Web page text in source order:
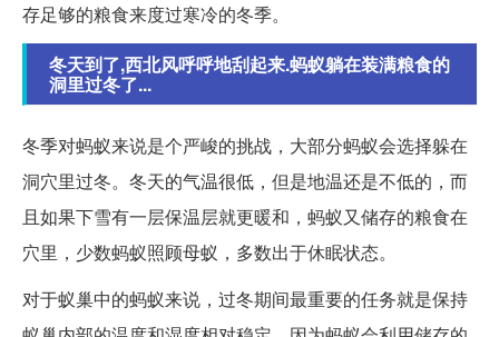
存足够的粮食来度过寒冷的冬季。
冬天到了,西北风呼呼地刮起来.蚂蚁躺在装满粮食的
洞里过冬了...
冬季对蚂蚁来说是个严峻的挑战，大部分蚂蚁会选择躲在
洞穴里过冬。冬天的气温很低，但是地温还是不低的，而
且如果下雪有一层保温层就更暖和，蚂蚁又储存的粮食在
穴里，少数蚂蚁照顾母蚁，多数出于休眠状态。
对于蚁巢中的蚂蚁来说，过冬期间最重要的任务就是保持